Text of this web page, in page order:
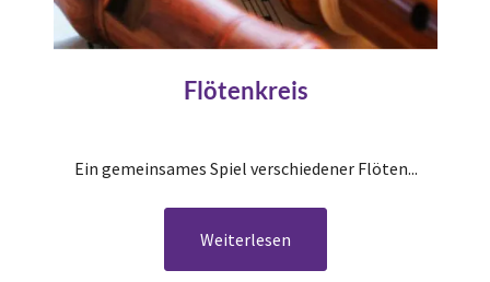
Flötenkreis
Ein gemeinsames Spiel verschiedener Flöten...
Weiterlesen